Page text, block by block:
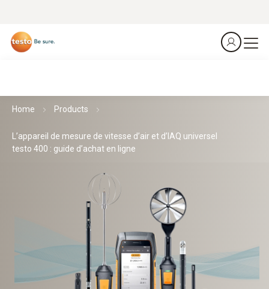
Home Products
L’appareil de mesure de vitesse d’air et d’IAQ universel
testo 400 : guide d’achat en ligne